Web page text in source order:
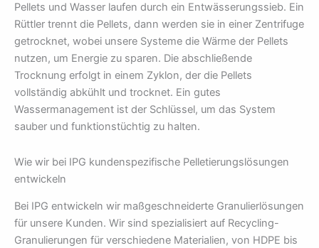
Pellets und Wasser laufen durch ein Entwässerungssieb. Ein
Rüttler trennt die Pellets, dann werden sie in einer Zentrifuge
getrocknet, wobei unsere Systeme die Wärme der Pellets
nutzen, um Energie zu sparen. Die abschließende
Trocknung erfolgt in einem Zyklon, der die Pellets
vollständig abkühlt und trocknet. Ein gutes
Wassermanagement ist der Schlüssel, um das System
sauber und funktionstüchtig zu halten.
Wie wir bei IPG kundenspezifische Pelletierungslösungen
entwickeln
Bei IPG entwickeln wir maßgeschneiderte Granulierlösungen
für unsere Kunden. Wir sind spezialisiert auf Recycling-
Granulierungen für verschiedene Materialien, von HDPE bis